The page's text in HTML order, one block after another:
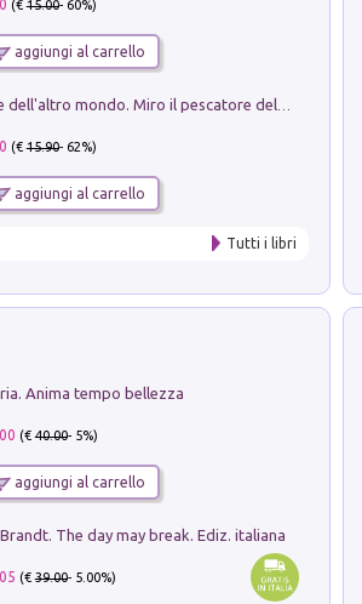
(€15.00- 60%)
aggiungi al carrello
Klose dell'altro mondo. Miro il pescatore del goal
(€15.90- 62%)
aggiungi al carrello
Tutti i libri
Anima tempo bellezza
(€40.00- 5%)
aggiungi al carrello
The day may break. Ediz. italiana
(€39.00- 5.00%)